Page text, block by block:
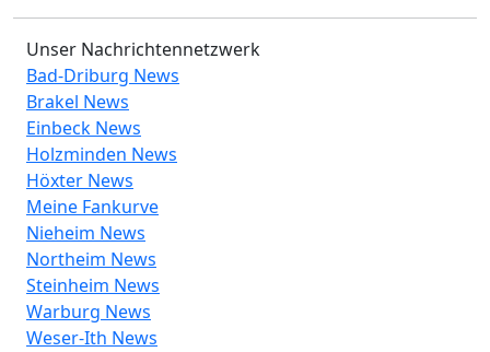
Unser Nachrichtennetzwerk
Bad-Driburg News
Brakel News
Einbeck News
Holzminden News
Höxter News
Meine Fankurve
Nieheim News
Northeim News
Steinheim News
Warburg News
Weser-Ith News